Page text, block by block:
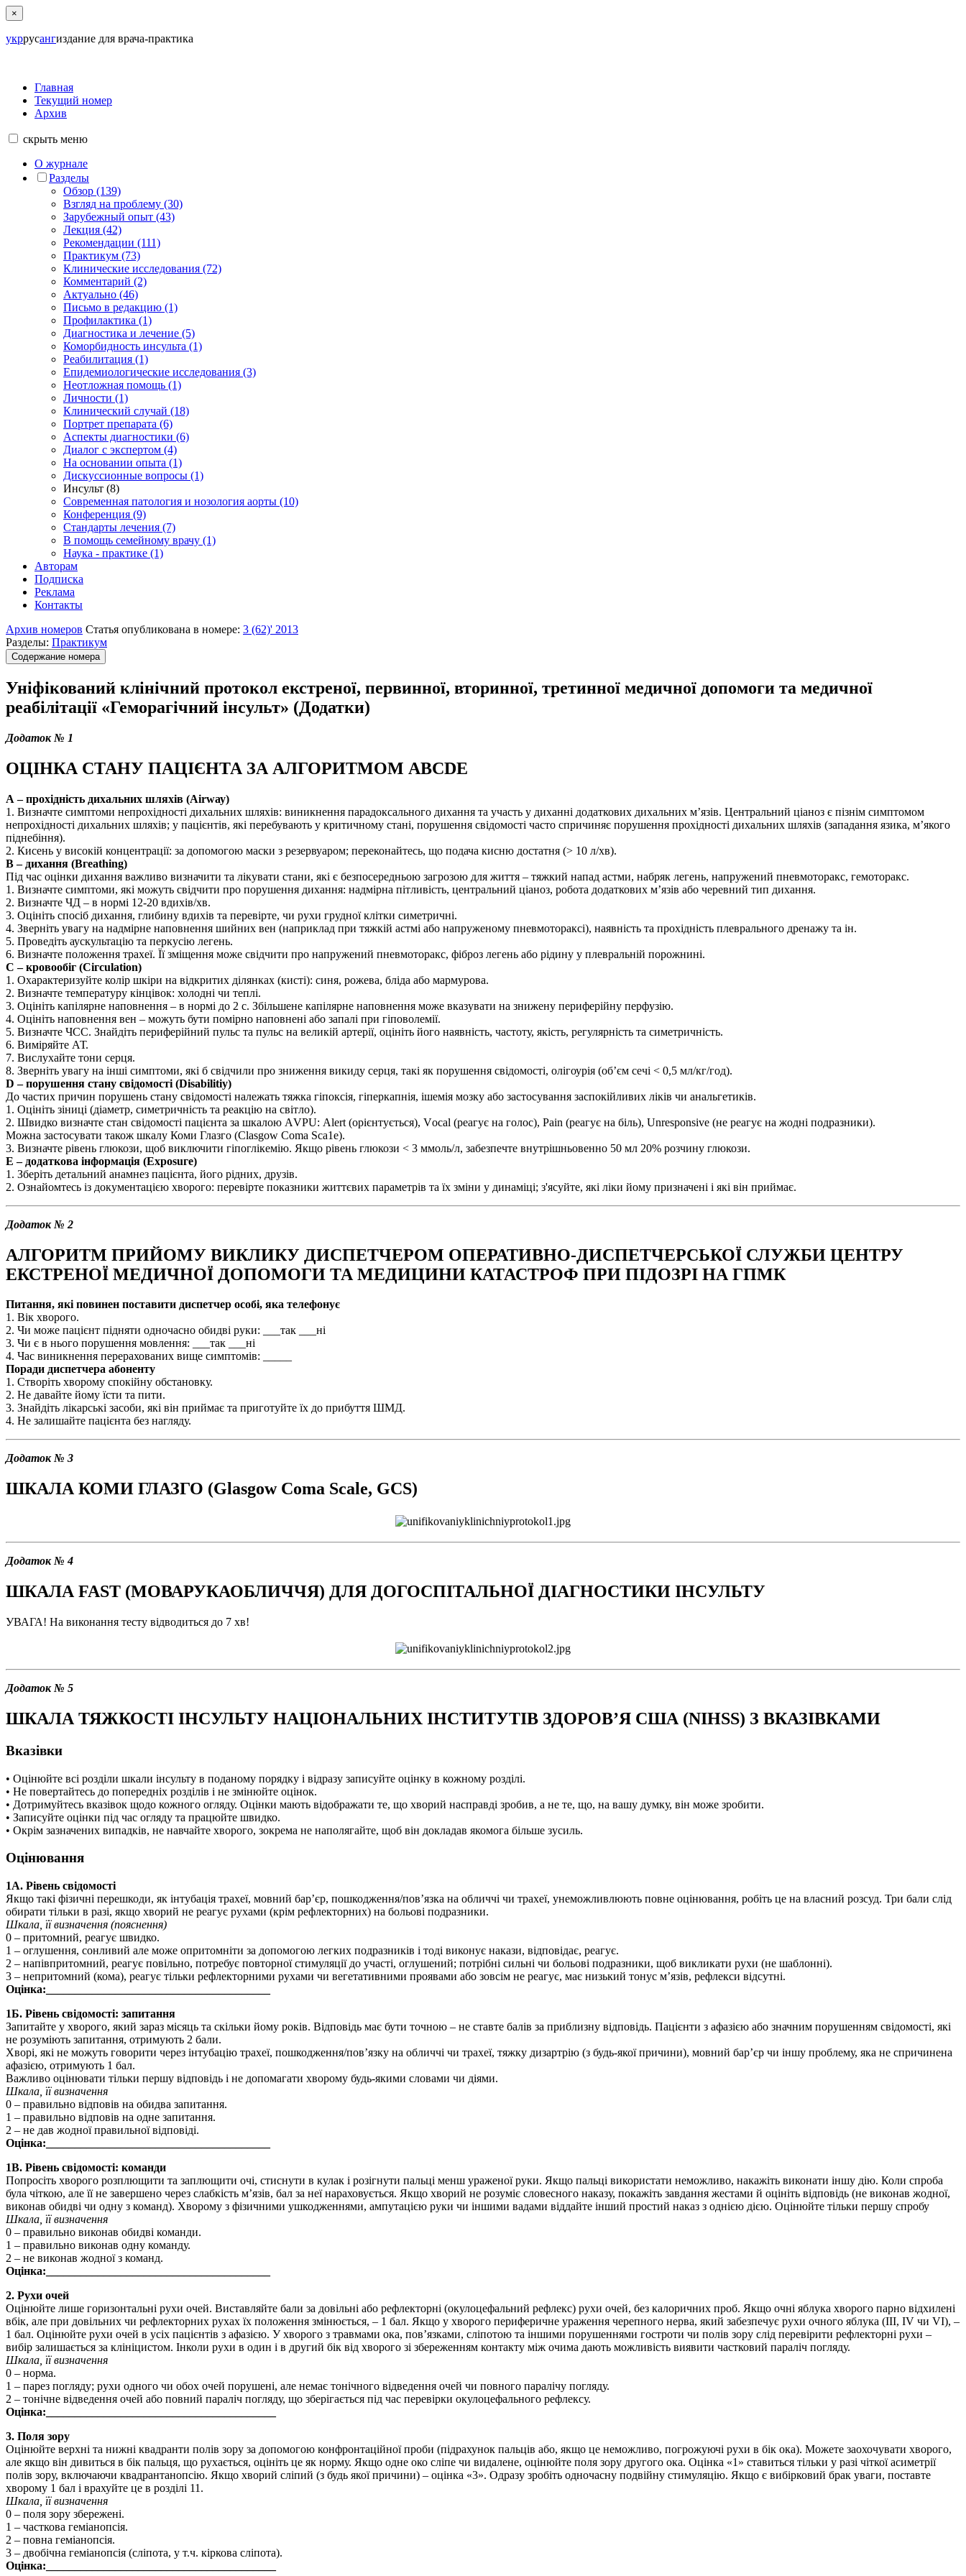
×
укррусангиздание для врача-практика
Главная
Текущий номер
Архив
скрыть меню
О журнале
Разделы
Обзор (139)
Взгляд на проблему (30)
Зарубежный опыт (43)
Лекция (42)
Рекомендации (111)
Практикум (73)
Клинические исследования (72)
Комментарий (2)
Актуально (46)
Письмо в редакцию (1)
Профилактика (1)
Диагностика и лечение (5)
Коморбидность инсульта (1)
Реабилитация (1)
Епидемиологические исследования (3)
Неотложная помощь (1)
Личности (1)
Клинический случай (18)
Портрет препарата (6)
Аспекты диагностики (6)
Диалог с экспертом (4)
На основании опыта (1)
Дискуссионные вопросы (1)
Инсульт (8)
Современная патология и нозология аорты (10)
Конференция (9)
Стандарты лечения (7)
В помощь семейному врачу (1)
Наука - практике (1)
Авторам
Подписка
Реклама
Контакты
Архив номеров Статья опубликована в номере: 3 (62)' 2013
Разделы: Практикум
Содержание номера
Уніфікований клінічний протокол екстреної, первинної, вторинної, третинної медичної допомоги та медичної
реабілітації «Геморагічний інсульт» (Додатки)
Додаток № 1
ОЦІНКА СТАНУ ПАЦІЄНТА ЗА АЛГОРИТМОМ АВСDЕ
А – прохідність дихальних шляхів (Аіrwау)
1. Визначте симптоми непрохідності дихальних шляхів: виникнення парадоксального дихання та участь у диханні додаткових дихальних м’язів. Центральний ціаноз є пізнім симптомом
непрохідності дихальних шляхів; у пацієнтів, які перебувають у критичному стані, порушення свідомості часто спричиняє порушення прохідності дихальних шляхів (западання язика, м’якого
піднебіння).
2. Кисень у високій концентрації: за допомогою маски з резервуаром; переконайтесь, що подача кисню достатня (> 10 л/хв).
В – дихання (Вгеаthіng)
Під час оцінки дихання важливо визначити та лікувати стани, які є безпосередньою загрозою для життя – тяжкий напад астми, набряк легень, напружений пневмоторакс, гемоторакс.
1. Визначте симптоми, які можуть свідчити про порушення дихання: надмірна пітливість, центральний ціаноз, робота додаткових м’язів або черевний тип дихання.
2. Визначте ЧД – в нормі 12-20 вдихів/хв.
3. Оцініть спосіб дихання, глибину вдихів та перевірте, чи рухи грудної клітки симетричні.
4. Зверніть увагу на надмірне наповнення шийних вен (наприклад при тяжкій астмі або напруженому пневмотораксі), наявність та прохідність плеврального дренажу та ін.
5. Проведіть аускультацію та перкусію легень.
6. Визначте положення трахеї. Її зміщення може свідчити про напружений пневмоторакс, фіброз легень або рідину у плевральній порожнині.
С – кровообіг (Сігculation)
1. Охарактеризуйте колір шкіри на відкритих ділянках (кисті): синя, рожева, бліда або мармурова.
2. Визначте температуру кінцівок: холодні чи теплі.
3. Оцініть капілярне наповнення – в нормі до 2 с. Збільшене капілярне наповнення може вказувати на знижену периферійну перфузію.
4. Оцініть наповнення вен – можуть бути помірно наповнені або запалі при гіповолемії.
5. Визначте ЧСС. Знайдіть периферійний пульс та пульс на великій артерії, оцініть його наявність, частоту, якість, регулярність та симетричність.
6. Виміряйте АТ.
7. Вислухайте тони серця.
8. Зверніть увагу на інші симптоми, які б свідчили про зниження викиду серця, такі як порушення свідомості, олігоурія (об’єм сечі < 0,5 мл/кг/год).
D – порушення стану свідомості (Disabilitiy)
До частих причин порушень стану свідомості належать тяжка гіпоксія, гіперкапнія, ішемія мозку або застосування заспокійливих ліків чи анальгетиків.
1. Оцініть зіниці (діаметр, симетричність та реакцію на світло).
2. Швидко визначте стан свідомості пацієнта за шкалою АVРU: Аlert (орієнтується), Vосаl (реагує на голос), Раіn (реагує на біль), Unresponsive (не реагує на жодні подразники).
Можна застосувати також шкалу Коми Глазго (Сlasgow Соma Sса1е).
3. Визначте рівень глюкози, щоб виключити гіпоглікемію. Якщо рівень глюкози < 3 ммоль/л, забезпечте внутрішньовенно 50 мл 20% розчину глюкози.
Е – додаткова інформація (Ехроsuге)
1. Зберіть детальний анамнез пацієнта, його рідних, друзів.
2. Ознайомтесь із документацією хворого: перевірте показники життєвих параметрів та їх зміни у динаміці; з'ясуйте, які ліки йому призначені і які він приймає.
Додаток № 2
АЛГОРИТМ ПРИЙОМУ ВИКЛИКУ ДИСПЕТЧЕРОМ ОПЕРАТИВНО-ДИСПЕТЧЕРСЬКОЇ СЛУЖБИ ЦЕНТРУ
ЕКСТРЕНОЇ МЕДИЧНОЇ ДОПОМОГИ ТА МЕДИЦИНИ КАТАСТРОФ ПРИ ПІДОЗРІ НА ГПМК
Питання, які повинен поставити диспетчер особі, яка телефонує
1. Вік хворого.
2. Чи може пацієнт підняти одночасно обидві руки: ___так ___ні
3. Чи є в нього порушення мовлення: ___так ___ні
4. Час виникнення перерахованих вище симптомів: _____
Поради диспетчера абоненту
1. Створіть хворому спокійну обстановку.
2. Не давайте йому їсти та пити.
3. Знайдіть лікарські засоби, які він приймає та приготуйте їх до прибуття ШМД.
4. Не залишайте пацієнта без нагляду.
Додаток № 3
ШКАЛА КОМИ ГЛАЗГО (Glasgow Coma Scale, GCS)
Додаток № 4
ШКАЛА FAST (МОВА­РУКА­ОБЛИЧЧЯ) ДЛЯ ДОГОСПІТАЛЬНОЇ ДІАГНОСТИКИ ІНСУЛЬТУ
УВАГА! На виконання тесту відводиться до 7 хв!
Додаток № 5
ШКАЛА ТЯЖКОСТІ ІНСУЛЬТУ НАЦІОНАЛЬНИХ ІНСТИТУТІВ ЗДОРОВ’Я США (NIHSS) З ВКАЗІВКАМИ
Вказівки
• Оцінюйте всі розділи шкали інсульту в поданому порядку і відразу записуйте оцінку в кожному розділі.
• Не повертайтесь до попередніх розділів і не змінюйте оцінок.
• Дотримуйтесь вказівок щодо кожного огляду. Оцінки мають відображати те, що хворий насправді зробив, а не те, що, на вашу думку, він може зробити.
• Записуйте оцінки під час огляду та працюйте швидко.
• Окрім зазначених випадків, не навчайте хворого, зокрема не наполягайте, щоб він докладав якомога більше зусиль.
Оцінювання
1А. Рівень свідомості
Якщо такі фізичні перешкоди, як інтубація трахеї, мовний бар’єр, пошкодження/пов’язка на обличчі чи трахеї, унеможливлюють повне оцінювання, робіть це на власний розсуд. Три бали слід
обирати тільки в разі, якщо хворий не реагує рухами (крім рефлекторних) на больові подразники.
Шкала, її визначення (пояснення)
0 – притомний, реагує швидко.
1 – оглушення, сонливий але може опритомніти за допомогою легких подразників і тоді виконує накази, відповідає, реагує.
2 – напівпритомний, реагує повільно, потребує повторної стимуляції до участі, оглушений; потрібні сильні чи больові подразники, щоб викликати рухи (не шаблонні).
3 – непритомний (кома), реагує тільки рефлекторними рухами чи вегетативними проявами або зовсім не реагує, має низький тонус м’язів, рефлекси відсутні.
Оцінка:_______________________________________
1Б. Рівень свідомості: запитання
Запитайте у хворого, який зараз місяць та скільки йому років. Відповідь має бути точною – не ставте балів за приблизну відповідь. Пацієнти з афазією або значним порушенням свідомості, які
не розуміють запитання, отримують 2 бали.
Хворі, які не можуть говорити через інтубацію трахеї, пошкодження/пов’язку на обличчі чи трахеї, тяжку дизартрію (з будь-якої причини), мовний бар’єр чи іншу проблему, яка не спричинена
афазією, отримують 1 бал.
Важливо оцінювати тільки першу відповідь і не допомагати хворому будь-якими словами чи діями.
Шкала, її визначення
0 – правильно відповів на обидва запитання.
1 – правильно відповів на одне запитання.
2 – не дав жодної правильної відповіді.
Оцінка:_______________________________________
1В. Рівень свідомості: команди
Попросіть хворого розплющити та заплющити очі, стиснути в кулак і розігнути пальці менш ураженої руки. Якщо пальці використати неможливо, накажіть виконати іншу дію. Коли спроба
була чіткою, але її не завершено через слабкість м’язів, бал за неї нараховується. Якщо хворий не розуміє словесного наказу, покажіть завдання жестами й оцініть відповідь (не виконав жодної,
виконав обидві чи одну з команд). Хворому з фізичними ушкодженнями, ампутацією руки чи іншими вадами віддайте інший простий наказ з однією дією. Оцінюйте тільки першу спробу
Шкала, її визначення
0 – правильно виконав обидві команди.
1 – правильно виконав одну команду.
2 – не виконав жодної з команд.
Оцінка:_______________________________________
2. Рухи очей
Оцінюйте лише горизонтальні рухи очей. Виставляйте бали за довільні або рефлекторні (окулоцефальний рефлекс) рухи очей, без калоричних проб. Якщо очні яблука хворого парно відхилені
вбік, але при довільних чи рефлекторних рухах їх положення змінюється, – 1 бал. Якщо у хворого периферичне ураження черепного нерва, який забезпечує рухи очного яблука (III, IV чи VI), –
1 бал. Оцінюйте рухи очей в усіх пацієнтів з афазією. У хворого з травмами ока, пов’язками, сліпотою та іншими порушеннями гостроти чи полів зору слід перевірити рефлекторні рухи –
вибір залишається за клініцистом. Інколи рухи в один і в другий бік від хворого зі збереженням контакту між очима дають можливість виявити частковий параліч погляду.
Шкала, її визначення
0 – норма.
1 – парез погляду; рухи одного чи обох очей порушені, але немає тонічного відведення очей чи повного паралічу погляду.
2 – тонічне відведення очей або повний параліч погляду, що зберігається під час перевірки окулоцефального рефлексу.
Оцінка:________________________________________
3. Поля зору
Оцінюйте верхні та нижні квадранти полів зору за допомогою конфронтаційної проби (підрахунок пальців або, якщо це неможливо, погрожуючі рухи в бік ока). Можете заохочувати хворого,
але якщо він дивиться в бік пальця, що рухається, оцініть це як норму. Якщо одне око сліпе чи видалене, оцінюйте поля зору другого ока. Оцінка «1» ставиться тільки у разі чіткої асиметрії
полів зору, включаючи квадрантанопсію. Якщо хворий сліпий (з будь якої причини) – оцінка «3». Одразу зробіть одночасну подвійну стимуляцію. Якщо є вибірковий брак уваги, поставте
хворому 1 бал і врахуйте це в розділі 11.
Шкала, її визначення
0 – поля зору збережені.
1 – часткова геміанопсія.
2 – повна геміанопсія.
3 – двобічна геміанопсія (сліпота, у т.ч. кіркова сліпота).
Оцінка:________________________________________